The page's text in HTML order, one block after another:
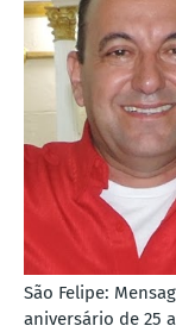
São Felipe:
aniversário de 25